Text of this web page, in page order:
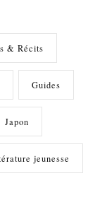
& Récits
Guides
Japon
jeunesse